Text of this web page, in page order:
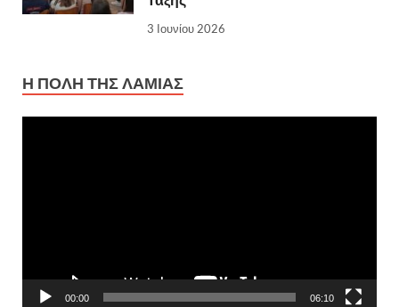
3 Ιουνίου 2026
Η ΠΌΛΗ ΤΗΣ ΛΑΜΊΑΣ
00:00 06:10